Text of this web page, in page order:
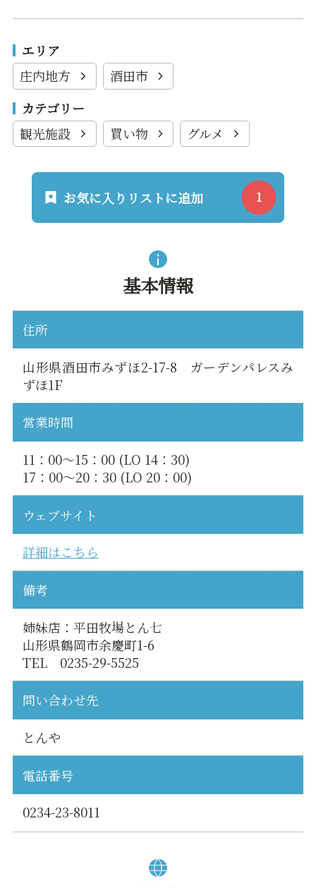
エリア
庄内地方
酒田市
カテゴリー
観光施設
買い物 グルメ
お気に入りリストに追加
基本情報
住所
山形県酒田市みずほ2-17-8 ガーデンパレスみ
ずほ1F
営業時間
11：00〜15：00 (LO 14：30)
17：00〜20：30 (LO 20：00)
ウェブサイト
詳細はこちら
備考
姉妹店：平田牧場とん七
山形県鶴岡市余慶町1-6
TEL 0235-29-5525
問い合わせ先
とんや
電話番号
0234-23-8011